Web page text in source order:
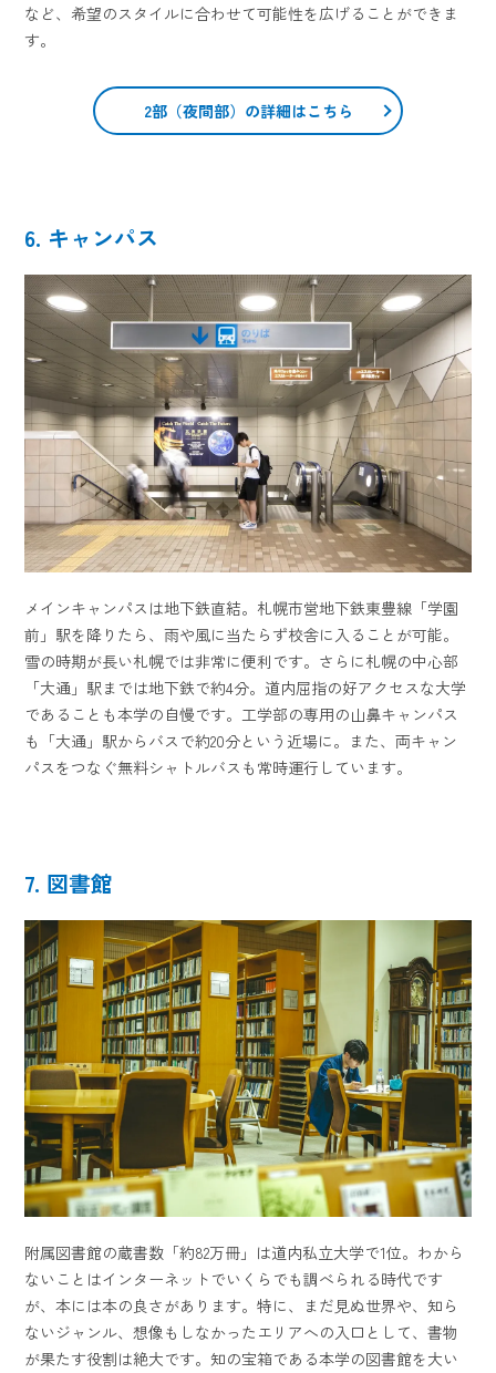
など、希望のスタイルに合わせて可能性を広げることができま
す。
2部（夜間部）の詳細はこちら
6. キャンパス
メインキャンパスは地下鉄直結。札幌市営地下鉄東豊線「学園
前」駅を降りたら、雨や風に当たらず校舎に入ることが可能。
雪の時期が長い札幌では非常に便利です。さらに札幌の中心部
「大通」駅までは地下鉄で約4分。道内屈指の好アクセスな大学
であることも本学の自慢です。工学部の専用の山鼻キャンパス
も「大通」駅からバスで約20分という近場に。また、両キャン
パスをつなぐ無料シャトルバスも常時運行しています。
7. 図書館
附属図書館の蔵書数「約82万冊」は道内私立大学で1位。わから
ないことはインターネットでいくらでも調べられる時代です
が、本には本の良さがあります。特に、まだ見ぬ世界や、知ら
ないジャンル、想像もしなかったエリアへの入口として、書物
が果たす役割は絶大です。知の宝箱である本学の図書館を大い